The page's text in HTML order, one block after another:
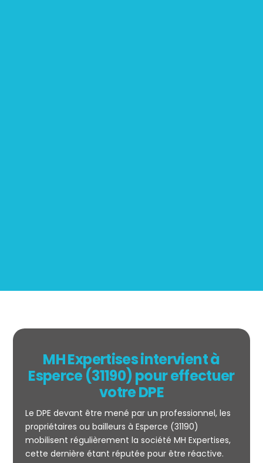
MH Expertises intervient à
Esperce (31190) pour effectuer
votre DPE
Le DPE devant être mené par un professionnel, les
propriétaires ou bailleurs à Esperce (31190)
mobilisent régulièrement la société MH Expertises,
cette dernière étant réputée pour être réactive.